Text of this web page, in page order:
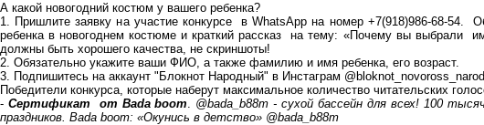
А какой новогодний костюм у вашего ребенка?
1. Пришлите заявку на участие конкурсе в WhatsApp на номер +7(918)986-68-54.
ребенка в новогоднем костюме и краткий рассказ на тему: «Почему вы выбрали
должны быть хорошего качества, не скриншоты!
2. Обязательно укажите ваши ФИО, а также фамилию и имя ребенка, его возраст.
3. Подпишитесь на аккаунт "Блокнот Народный" в Инстаграм @bloknot_novoross_narod
Победители конкурса, которые наберут максимальное количество читательских
- Сертификат от Bada boom. @bada_b88m - сухой бассейн для всех! 100
праздников. Bada boom: «Окунись в детство» @bada_b88m